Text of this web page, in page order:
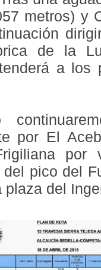
metros) y
de la
a los
por El
por
pico del
plaza del